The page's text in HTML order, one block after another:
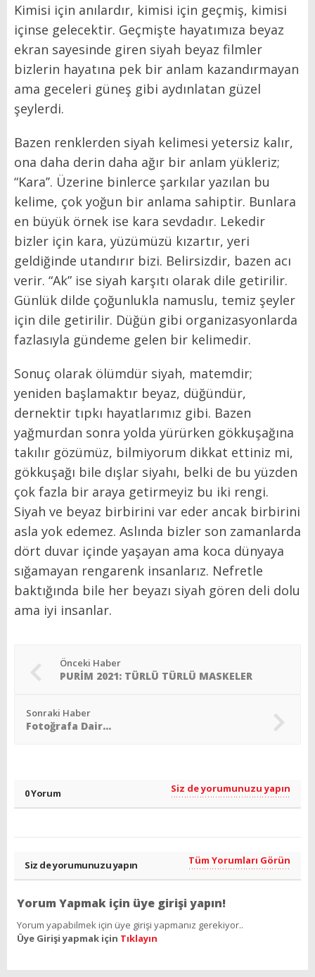
Kimisi için anılardır, kimisi için geçmiş, kimisi
içinse gelecektir. Geçmişte hayatımıza beyaz
ekran sayesinde giren siyah beyaz filmler
bizlerin hayatına pek bir anlam kazandırmayan
ama geceleri güneş gibi aydınlatan güzel
şeylerdi.
Bazen renklerden siyah kelimesi yetersiz kalır,
ona daha derin daha ağır bir anlam yükleriz;
“Kara’’. Üzerine binlerce şarkılar yazılan bu
kelime, çok yoğun bir anlama sahiptir. Bunlara
en büyük örnek ise kara sevdadır. Lekedir
bizler için kara, yüzümüzü kızartır, yeri
geldiğinde utandırır bizi. Belirsizdir, bazen acı
verir. “Ak” ise siyah karşıtı olarak dile getirilir.
Günlük dilde çoğunlukla namuslu, temiz şeyler
için dile getirilir. Düğün gibi organizasyonlarda
fazlasıyla gündeme gelen bir kelimedir.
Sonuç olarak ölümdür siyah, matemdir;
yeniden başlamaktır beyaz, düğündür,
dernektir tıpkı hayatlarımız gibi. Bazen
yağmurdan sonra yolda yürürken gökkuşağına
takılır gözümüz, bilmiyorum dikkat ettiniz mi,
gökkuşağı bile dışlar siyahı, belki de bu yüzden
çok fazla bir araya getirmeyiz bu iki rengi.
Siyah ve beyaz birbirini var eder ancak birbirini
asla yok edemez. Aslında bizler son zamanlarda
dört duvar içinde yaşayan ama koca dünyaya
sığamayan rengarenk insanlarız. Nefretle
baktığında bile her beyazı siyah gören deli dolu
ama iyi insanlar.
Önceki Haber
PURİM 2021: TÜRLÜ TÜRLÜ MASKELER
Sonraki Haber
Fotoğrafa Dair…
0 Yorum Siz de yorumunuzu yapın
Siz de yorumunuzu yapın Tüm Yorumları Görün
Yorum Yapmak için üye girişi yapın!
Yorum yapabilmek için üye girişi yapmanız gerekiyor..
Üye Girişi yapmak için Tıklayın